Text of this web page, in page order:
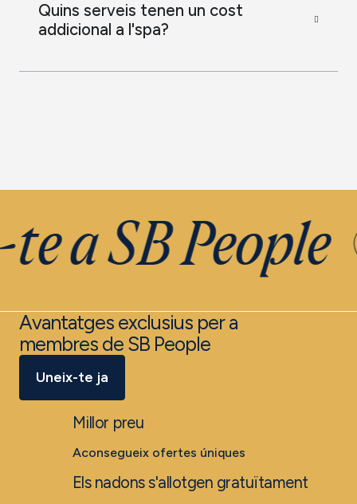
Quins serveis tenen un cost
addicional a l'spa?
a SB People
Avantatges exclusius per a
membres de SB People
Uneix-te ja
Millor preu
Aconsegueix ofertes úniques
Els nadons s'allotgen gratuïtament